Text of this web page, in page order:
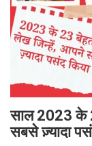
साल 2023 के
सबसे ज़्यादा